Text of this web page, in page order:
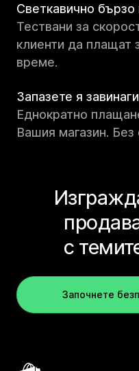
Светкавично
Тествани за
клиенти да плащат
време.
Запазете я завинаги
Еднократно
Вашия магазин. Без
с
Започнете